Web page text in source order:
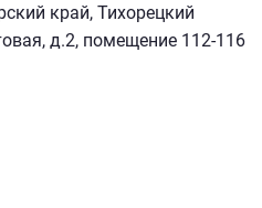
край, Тихорецкий
д.2, помещение 112-116